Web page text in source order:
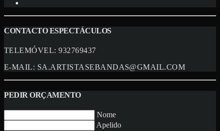
CONTACTO ESPECTÁCULOS
TELEMÓVEL:932769437
E-MAIL: SA.ARTISTASEBANDAS@GMAIL.COM
PEDIR ORÇAMENTO
Nome
Apelido